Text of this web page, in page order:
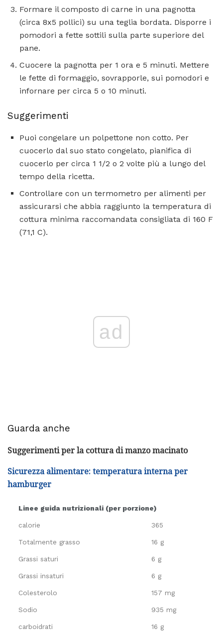
Formare il composto di carne in una pagnotta
(circa 8x5 pollici) su una teglia bordata. Disporre i
pomodori a fette sottili sulla parte superiore del
pane.
Cuocere la pagnotta per 1 ora e 5 minuti. Mettere
le fette di formaggio, sovrapporle, sui pomodori e
infornare per circa 5 o 10 minuti.
Suggerimenti
Puoi congelare un polpettone non cotto. Per
cuocerlo dal suo stato congelato, pianifica di
cuocerlo per circa 1 1/2 o 2 volte più a lungo del
tempo della ricetta.
Controllare con un termometro per alimenti per
assicurarsi che abbia raggiunto la temperatura di
cottura minima raccomandata consigliata di 160 F
(71,1 C).
ad
Guarda anche
Suggerimenti per la cottura di manzo macinato
Sicurezza alimentare: temperatura interna per
hamburger
Linee guida nutrizionali (per porzione)
calorie 365
Totalmente grasso 16 g
Grassi saturi 6 g
Grassi insaturi 6 g
Colesterolo 157 mg
Sodio 935 mg
carboidrati 16 g